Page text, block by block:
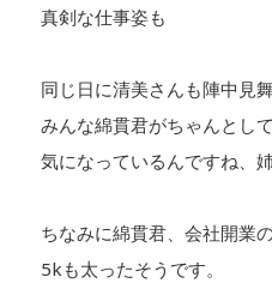
真剣な仕事姿も
同じ日に清美さんも陣中見
みんな綿貫君がちゃんとし
気になっているんですね、姉
ちなみに綿貫君、会社開業
5kも太ったそうです。